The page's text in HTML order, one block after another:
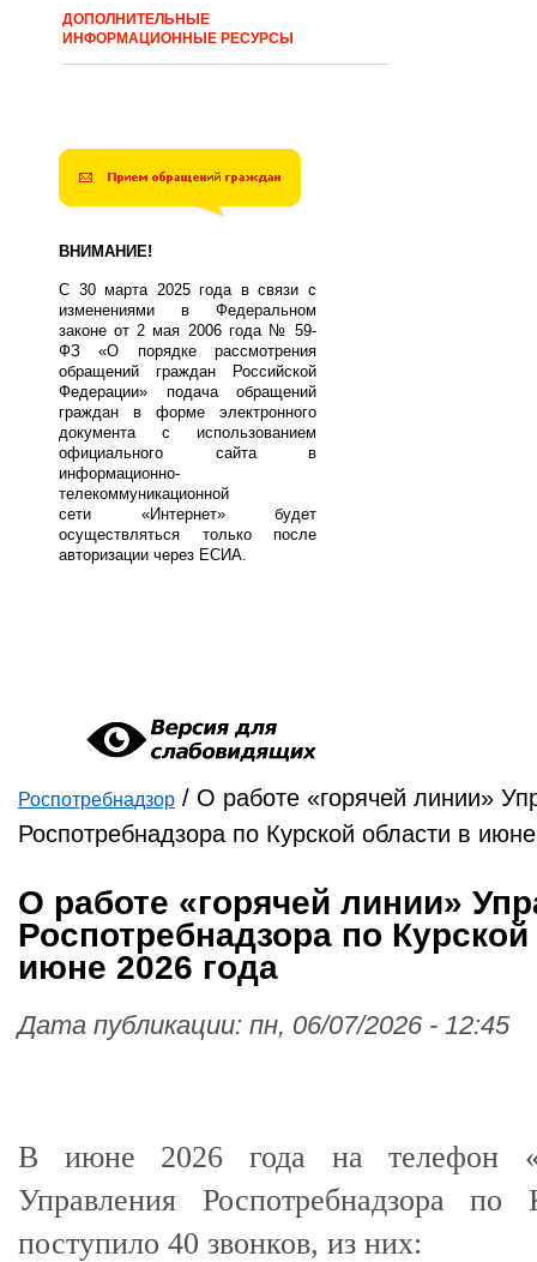
ДОПОЛНИТЕЛЬНЫЕ
ИНФОРМАЦИОННЫЕ РЕСУРСЫ
ВНИМАНИЕ!
С 30 марта 2025 года в связи с
изменениями в Федеральном
законе от 2 мая 2006 года № 59-
ФЗ «О порядке рассмотрения
обращений граждан Российской
Федерации» подача обращений
граждан в форме электронного
документа с использованием
официального сайта в
информационно-
телекоммуникационной
сети «Интернет» будет
осуществляться только после
авторизации через ЕСИА.
Вы здесь
Роспотребнадзор / О работе «горячей линии»
Роспотребнадзора по Курской области в
О работе «горячей линии»
Роспотребнадзора по
июне 2026 года
Дата публикации: пн, 06/07/2026 - 12:45
В июне 2026 года на телефон
Управления Роспотребнадзора по
поступило 40 звонков, из них: